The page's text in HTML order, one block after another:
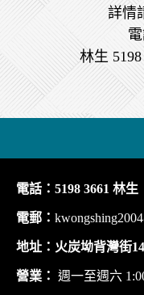
詳情
林生
電話：5198 3661 林
電郵：
地址：火炭坳背灣街
營業： 週一至週六